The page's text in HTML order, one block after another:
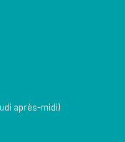
après-midi)